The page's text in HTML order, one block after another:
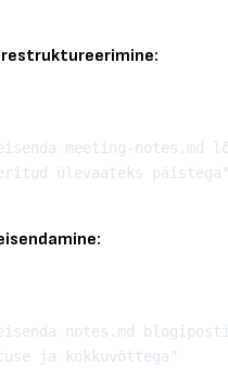
meeting-notes.md
notes.md